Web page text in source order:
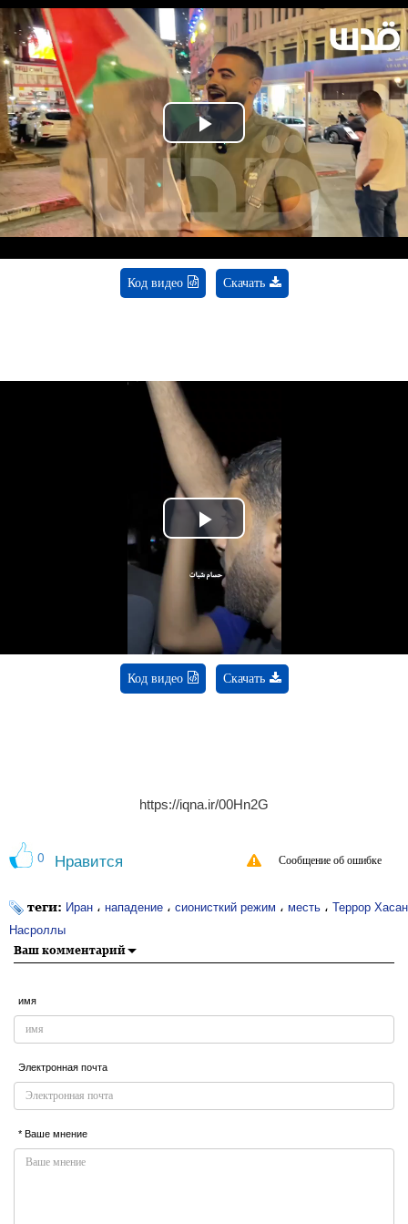
Play
Video
Код видео Скачать
Play
Video
Код видео Скачать
https://iqna.ir/00Hn2G
0 Нравится Сообщение об ошибке
теги: Иран ، нападение ، сионисткий режим ، месть ، Террор
Насроллы
Ваш комментарий
имя
Электронная почта
* Ваше мнение